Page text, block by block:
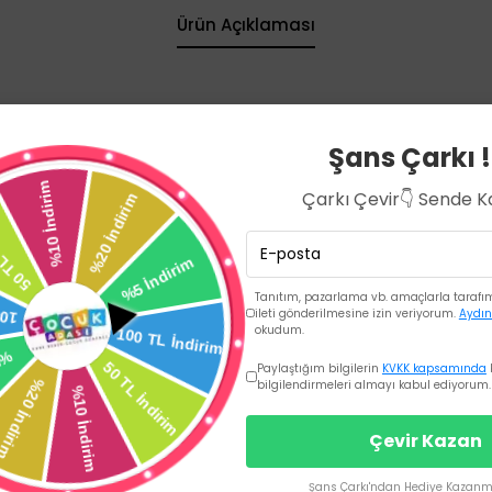
Ürün Açıklaması
köy ortamında yetişmiş besinler kullanılarak özel
Brokoli, Kapya, Pırasa, Havuç, Enginar, Kereviz, Doğal
1 yemek kaşığı zeytinyağı, 1 bardak( 200 ml) su
Şans Çarkı
Çarkı Çevir👇 Sende
Tanıtım, pazarlama vb. amaçlarla
ileti gönderilmesine izin veriyorum.
okudum.
Paylaştığım bilgilerin KVKK kapsamında
bilgilendirmeleri almayı kabul ediyorum.
Çevir Kazan
Şans Çarkı'ndan Hediye